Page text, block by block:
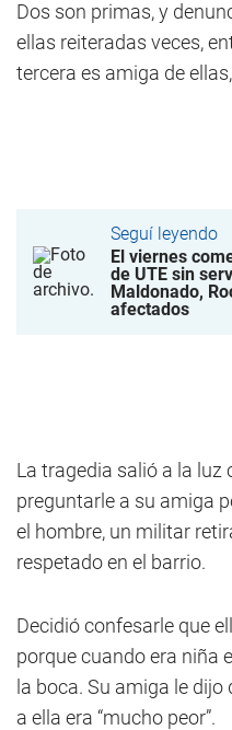
Dos son primas, y
ellas reiteradas veces,
tercera es amiga de
Seguí leyendo
El viernes
de UTE sin
Maldonado,
afectados
La tragedia salió a la luz
preguntarle a su amiga
el hombre, un militar
respetado en el barrio.
Decidió confesarle que
porque cuando era niña
la boca. Su amiga le
a ella era “mucho peor”.